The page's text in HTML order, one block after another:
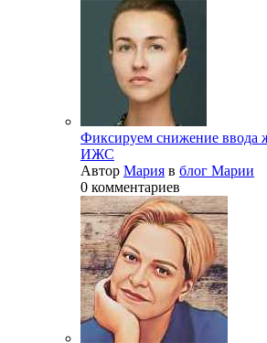
Фиксируем снижение ввода
ИЖС
Автор Мария в блог Марии
0 комментариев